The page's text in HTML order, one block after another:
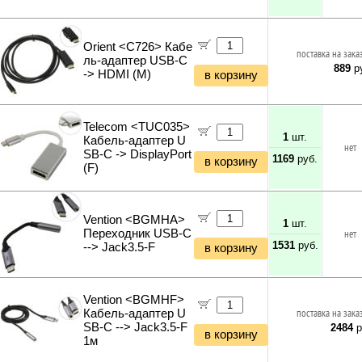
Мультитулы и ножи
Инструменты и техника прочее
Orient <C726> Кабе
ль-адаптер USB-C
-> HDMI (M)
в корзину
поставка на
889
Telecom <TUC035>
Кабель-адаптер U
SB-C -> DisplayPort
(F)
в корзину
1 шт.
1169 руб.
нет
Vention <BGMHA>
Переходник USB-C
--> Jack3.5-F
в корзину
1 шт.
1531руб.
нет
Vention <BGMHF>
Кабель-адаптер U
SB-C --> Jack3.5-F
1м
в корзину
поставка на
2484